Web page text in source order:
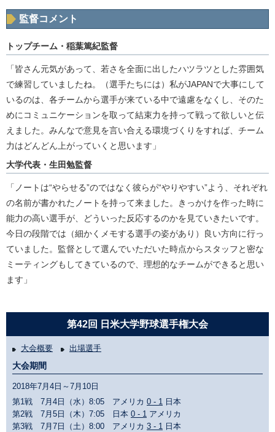
監督コメント
トップチーム・稲葉篤紀監督
「皆さん元気があって、若さを全面に出したハツラツとした雰囲気
で練習していましたね。（選手たちには）私がJAPANで大事にして
いるのは、各チームから選手が来ている中で遠慮をなくし、そのた
めにコミュニケーションを取って結束力を持って戦って欲しいと伝
えました。みんなで意見を言い合える環境づくりをすれば、チーム
力はどんどん上がっていくと思います」
大学代表・生田勉監督
「ノートは“やらせる”のではなく彼らが“やりやすい”よう、それぞれ
の名前が書かれたノートを持って来ました。きっかけを作った時に
能力の高い選手が、どういった反応するのかを見ていきたいです。
今日の段階では（細かくメモする選手の姿があり）良い方向に行っ
ていました。監督として選んでいただいた時点からスタッフと密な
ミーティングもしてきているので、理想的なチームができると思い
ます」
第42回 日米大学野球選手権大会
大会概要 出場選手
大会期間
2018年7月4日～7月10日
第1戦 7月4日（水）8:05 アメリカ 0 - 1 日本
第2戦 7月5日（木）7:05 日本 0 - 1 アメリカ
第3戦 7月7日（土）8:00 アメリカ 3 - 1 日本